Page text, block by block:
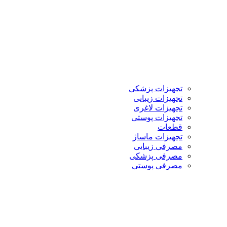
تجهیزات پزشکی
تجهیزات زیبایی
تجهیزات لاغری
تجهیزات پوستی
قطعات
تجهیزات ماساژ
مصرفی زیبایی
مصرفی پزشکی
مصرفی پوستی